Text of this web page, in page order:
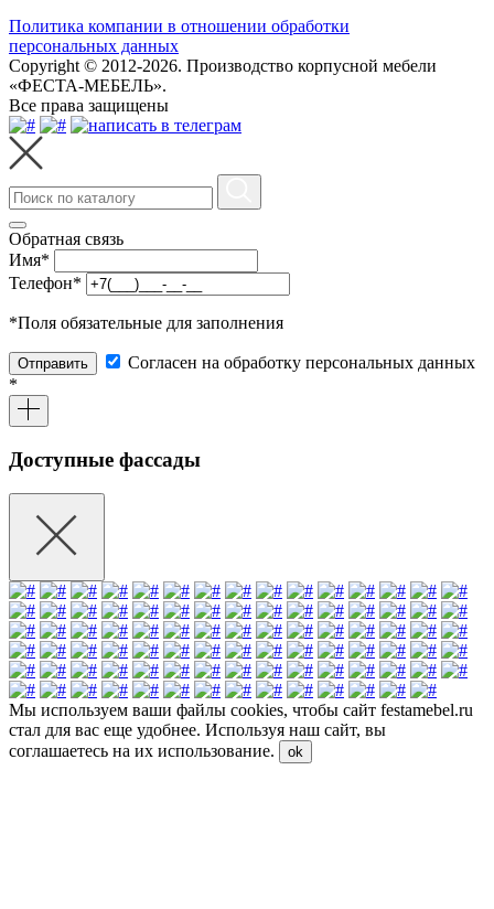
Политика компании в отношении обработки
персональных данных
Copyright © 2012-2026. Производство корпусной мебели
«ФЕСТА-МЕБЕЛЬ».
Все права защищены
Обратная связь
Имя*
Телефон*
*Поля обязательные для заполнения
Отправить
Согласен на обработку персональных данных
*
Доступные фассады
Мы используем ваши файлы cookies, чтобы сайт festamebel.ru
стал для вас еще удобнее. Используя наш сайт, вы
соглашаетесь на их использование.